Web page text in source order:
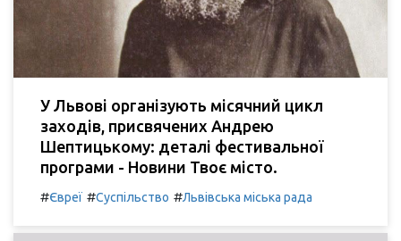
У Львові організують місячний цикл
заходів, присвячених Андрею
Шептицькому: деталі фестивальної
програми - Новини Твоє місто.
#Євреї #Суспільство #Львівська міська рада